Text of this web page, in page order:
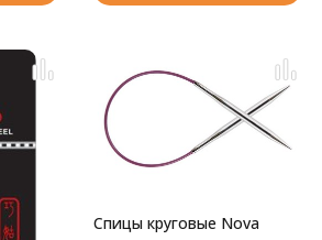
Спицы круговые Nova